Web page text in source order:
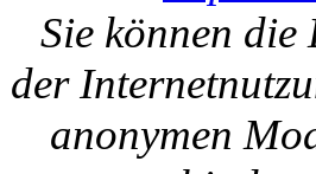
Sie können
der
anonymen